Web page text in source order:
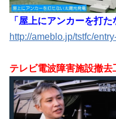
「屋上にアンカーを打
http://ameblo.jp/tstfc/
テレビ電波障害施設撤去